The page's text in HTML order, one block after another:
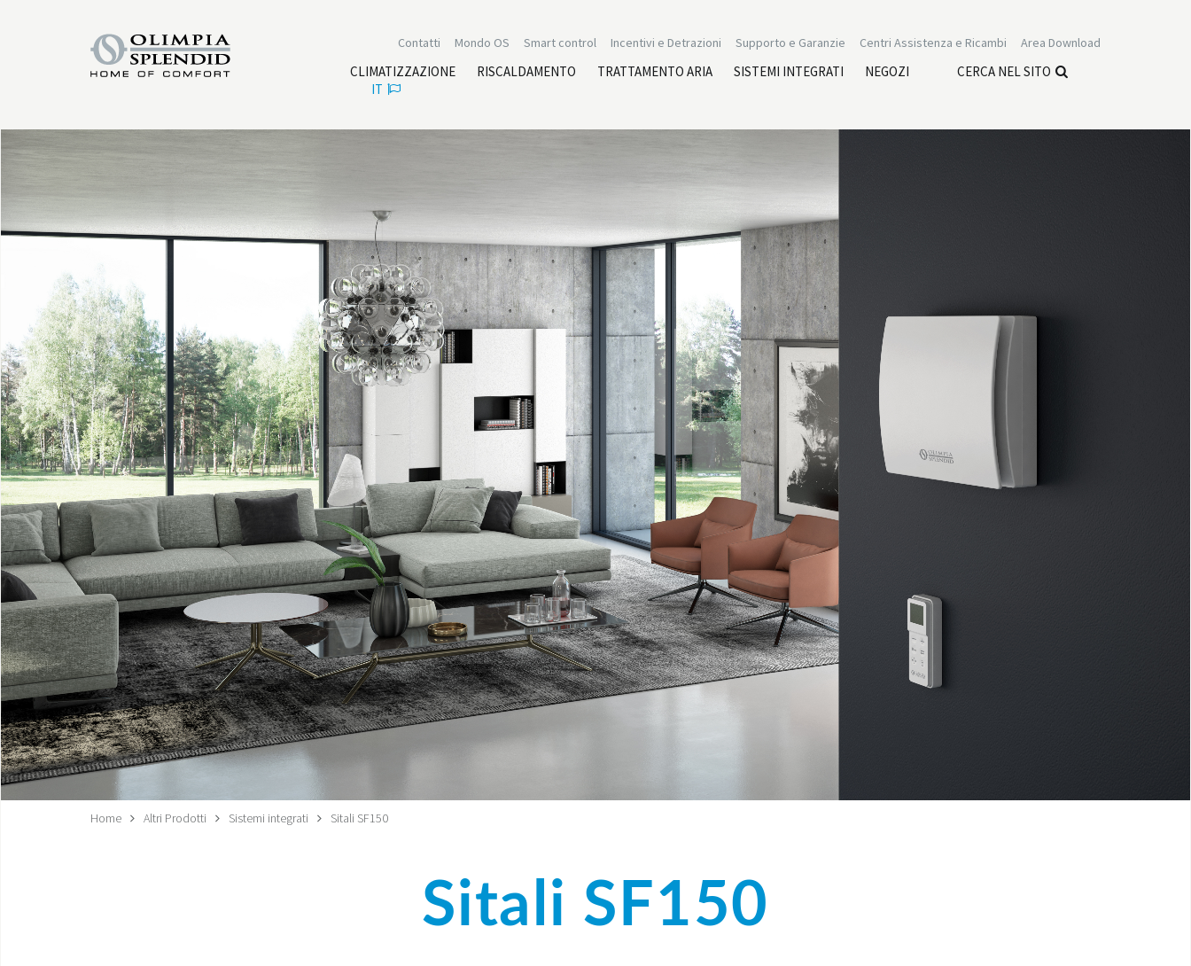
Area Download
Centri Assistenza e Ricambi
Supporto e Garanzie
Incentivi e Detrazioni
Smart control
Mondo OS
Contatti
CLIMATIZZAZIONE RISCALDAMENTO TRATTAMENTO ARIA SISTEMI INTEGRATI NEGOZI
CERCA NEL SITO
IT
Home Altri Prodotti Sistemi integrati Sitali SF150
Sitali SF150